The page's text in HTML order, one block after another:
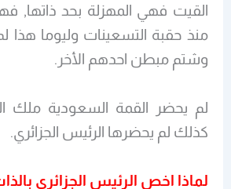
القيت فهي المهزلة بحد ذاتها,
منذ حقبة التسعينات وليوما
وشتم مبطن احدهم الأخر.
لم يحضر القمة السعودية ملك
كذلك لم يحضرها الرئيس الجزائري.
لماذا اخص الرئيس الجزائري